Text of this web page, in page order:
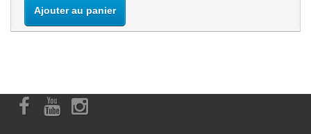
Ajouter au panier